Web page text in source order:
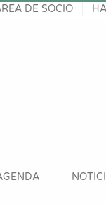
DE SOCIO